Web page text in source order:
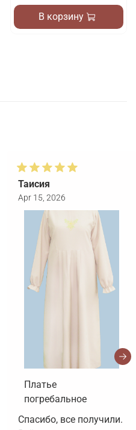
В корзину
Таисия
Apr 15, 2026
Платье
погребальное
Спасибо, все получили.